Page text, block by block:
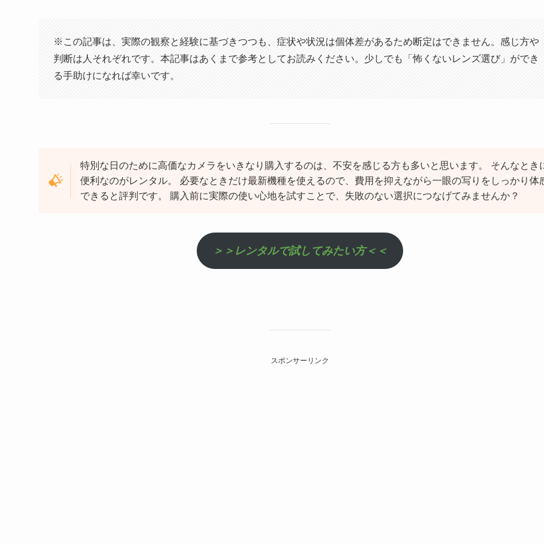
※この記事は、実際の観察と経験に基づきつつも、症状や状況は個体差があるため断定はできません。感じ方や
判断は人それぞれです。本記事はあくまで参考としてお読みください。少しでも「怖くないレンズ選び」ができ
る手助けになれば幸いです。
特別な日のために高価なカメラをいきなり購入するのは、不安を感じる方も多いと思います。 そんなとき
便利なのがレンタル。 必要なときだけ最新機種を使えるので、費用を抑えながら一眼の写りをしっかり体
できると評判です。 購入前に実際の使い心地を試すことで、失敗のない選択につなげてみませんか？
＞＞レンタルで試してみたい方＜＜
スポンサーリンク